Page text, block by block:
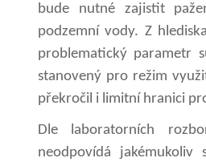
bude nutné zajistit
podzemní vody. Z
problematický parametr
stanovený pro režim
překročil i limitní hranici
Dle laboratorních
neodpovídá